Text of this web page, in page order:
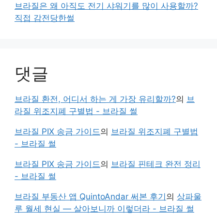
브라질은 왜 아직도 전기 샤워기를 많이 사용할까?
직접 감전당한썰
댓글
브라질 환전, 어디서 하는 게 가장 유리할까?의 브
라질 위조지폐 구별법 - 브라질 썰
브라질 PIX 송금 가이드의 브라질 위조지폐 구별법
- 브라질 썰
브라질 PIX 송금 가이드의 브라질 핀테크 완전 정리
- 브라질 썰
브라질 부동산 앱 QuintoAndar 써본 후기의 상파울
루 월세 현실 — 살아보니까 이렇더라 - 브라질 썰